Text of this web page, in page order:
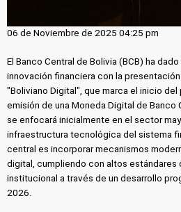
06 de Noviembre de 2025 04:25 pm
El Banco Central de Bolivia (BCB) ha
innovación financiera con la
"Boliviano Digital", que marca el inicio
emisión de una Moneda Digital de Banco
se enfocará inicialmente en el sector
infraestructura tecnológica del sistema
central es incorporar mecanismos
digital, cumpliendo con altos estándares
institucional a través de un desarrollo
2026.